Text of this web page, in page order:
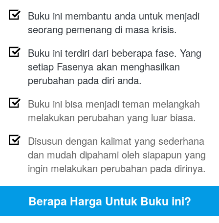
Buku ini membantu anda untuk menjadi
seorang pemenang di masa krisis.
Buku ini terdiri dari beberapa fase. Yang
setiap Fasenya akan menghasilkan
perubahan pada diri anda.
Buku ini bisa menjadi teman melangkah
melakukan perubahan yang luar biasa.
Disusun dengan kalimat yang sederhana
dan mudah dipahami oleh siapapun yang
ingin melakukan perubahan pada dirinya.
Berapa Harga Untuk Buku ini?